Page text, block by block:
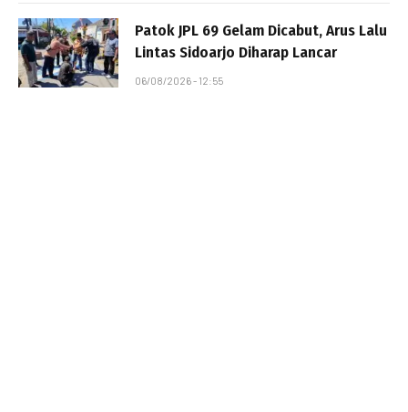
Patok JPL 69 Gelam Dicabut, Arus Lalu
Lintas Sidoarjo Diharap Lancar
06/08/2026 - 12:55